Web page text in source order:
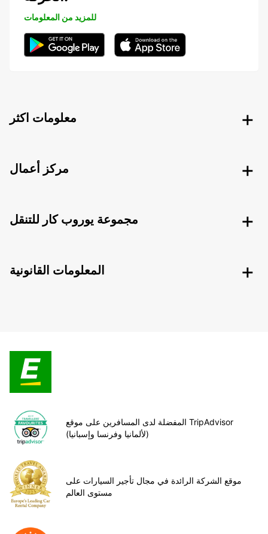
للمزيد من المعلومات
معلومات اكثر
مركز أعمال
مجموعة يوروب كار للتنقل
المعلومات القانونية
المفضلة لدى المسافرين على موقع TripAdvisor
(لألمانيا وفرنسا وإسبانيا)
موقع الشركة الرائدة في مجال تأجير السيارات على
مستوى العالم